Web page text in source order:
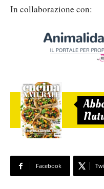
In collaborazione con:
Facebook